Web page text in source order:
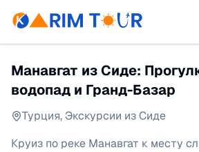
Манавгат из Сиде:
водопад и Гранд-Базар
Турция,Экскурсии из Сиде
Круиз по реке Манавгат к месту